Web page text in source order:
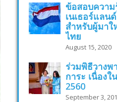
ข้อสอบความ
เนเธอร์แลน
สำหรับผู้มาใ
ไทย
August 15, 2020
ร่วมพิธีวาง
การะ เนื่อง
2560
September 3,